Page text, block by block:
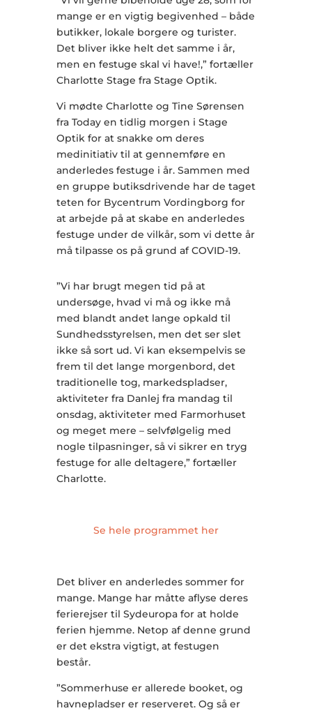
mange er en vigtig begivenhed – både
butikker, lokale borgere og turister.
Det bliver ikke helt det samme i år,
men en festuge skal vi have!,” fortæller
Charlotte Stage fra Stage Optik.
Vi mødte Charlotte og Tine Sørensen
fra Today en tidlig morgen i Stage
Optik for at snakke om deres
medinitiativ til at gennemføre en
anderledes festuge i år. Sammen med
en gruppe butiksdrivende har de taget
teten for Bycentrum Vordingborg for
at arbejde på at skabe en anderledes
festuge under de vilkår, som vi dette år
må tilpasse os på grund af COVID-19.
”Vi har brugt megen tid på at
undersøge, hvad vi må og ikke må
med blandt andet lange opkald til
Sundhedsstyrelsen, men det ser slet
ikke så sort ud. Vi kan eksempelvis se
frem til det lange morgenbord, det
traditionelle tog, markedspladser,
aktiviteter fra Danlej fra mandag til
onsdag, aktiviteter med Farmorhuset
og meget mere – selvfølgelig med
nogle tilpasninger, så vi sikrer en tryg
festuge for alle deltagere,” fortæller
Charlotte.
Se hele programmet her
Det bliver en anderledes sommer for
mange. Mange har måtte aflyse deres
ferierejser til Sydeuropa for at holde
ferien hjemme. Netop af denne grund
er det ekstra vigtigt, at festugen
består.
”Sommerhuse er allerede booket, og
havnepladser er reserveret. Og så er